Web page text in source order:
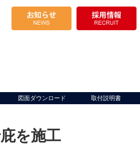
図面ダウンロード 取付説明書
を施工